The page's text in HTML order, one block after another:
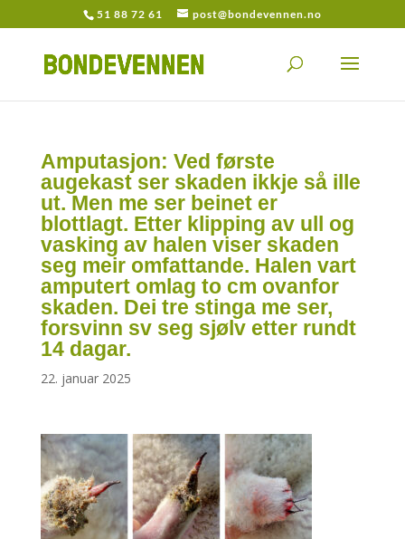
51 88 72 61 post@bondevennen.no
Amputasjon: Ved første
augekast ser skaden ikkje så ille
ut. Men me ser beinet er
blottlagt. Etter klipping av ull og
vasking av halen viser skaden
seg meir omfattande. Halen vart
amputert omlag to cm ovanfor
skaden. Dei tre stinga me ser,
forsvinn sv seg sjølv etter rundt
14 dagar.
22. januar 2025